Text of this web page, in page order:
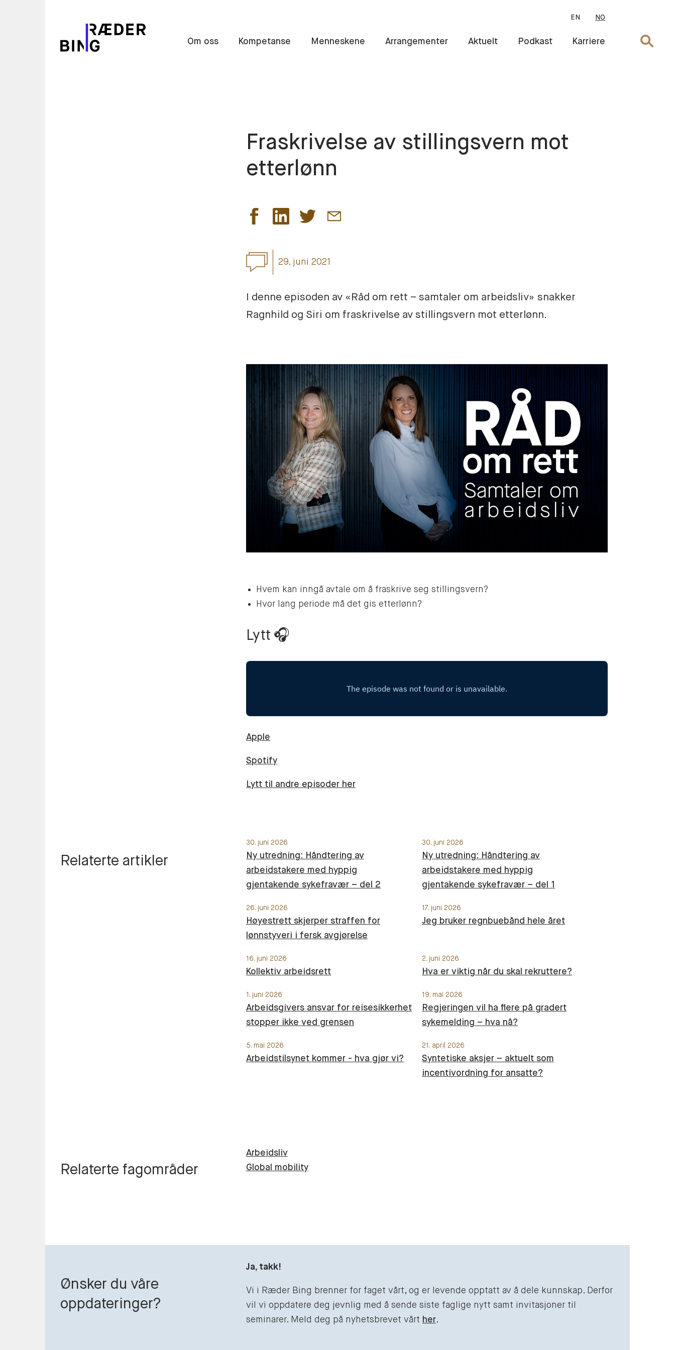
EN NO
Om oss Kompetanse Menneskene Arrangementer Aktuelt Podkast Karriere Søk
Fraskrivelse av stillingsvern mot
etterlønn
29. juni 2021
I denne episoden av «Råd om rett – samtaler om arbeidsliv» snakker
Ragnhild og Siri om fraskrivelse av stillingsvern mot etterlønn.
Hvem kan inngå avtale om å fraskrive seg stillingsvern?
Hvor lang periode må det gis etterlønn?
Lytt 🎧
Apple
Spotify
Lytt til andre episoder her
Relaterte artikler
30. juni 2026
Ny utredning: Håndtering av
arbeidstakere med hyppig
gjentakende sykefravær – del 2
30. juni 2026
Ny utredning: Håndtering av
arbeidstakere med hyppig
gjentakende sykefravær – del 1
26. juni 2026
Høyestrett skjerper straffen for
lønnstyveri i fersk avgjørelse
17. juni 2026
Jeg bruker regnbuebånd hele året
16. juni 2026
Kollektiv arbeidsrett
2. juni 2026
Hva er viktig når du skal rekruttere?
1. juni 2026
Arbeidsgivers ansvar for reisesikkerhet
stopper ikke ved grensen
19. mai 2026
Regjeringen vil ha flere på gradert
sykemelding – hva nå?
5. mai 2026
Arbeidstilsynet kommer - hva gjør vi?
21. april 2026
Syntetiske aksjer – aktuelt som
incentivordning for ansatte?
Relaterte fagområder
Arbeidsliv
Global mobility
Ønsker du våre
oppdateringer?
Ja, takk!
Vi i Ræder Bing brenner for faget vårt, og er levende opptatt av å dele kunnskap. Derfor
vil vi oppdatere deg jevnlig med å sende siste faglige nytt samt invitasjoner til
seminarer. Meld deg på nyhetsbrevet vårt her.